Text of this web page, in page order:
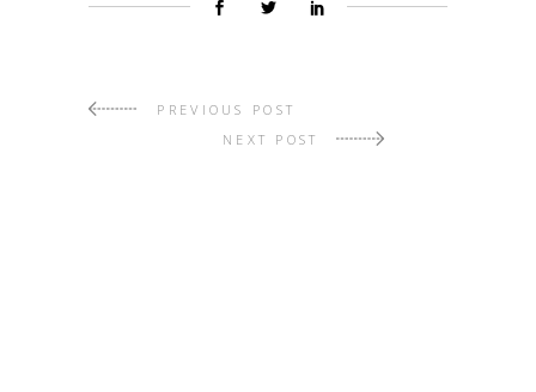
PREVIOUS POST
NEXT POST